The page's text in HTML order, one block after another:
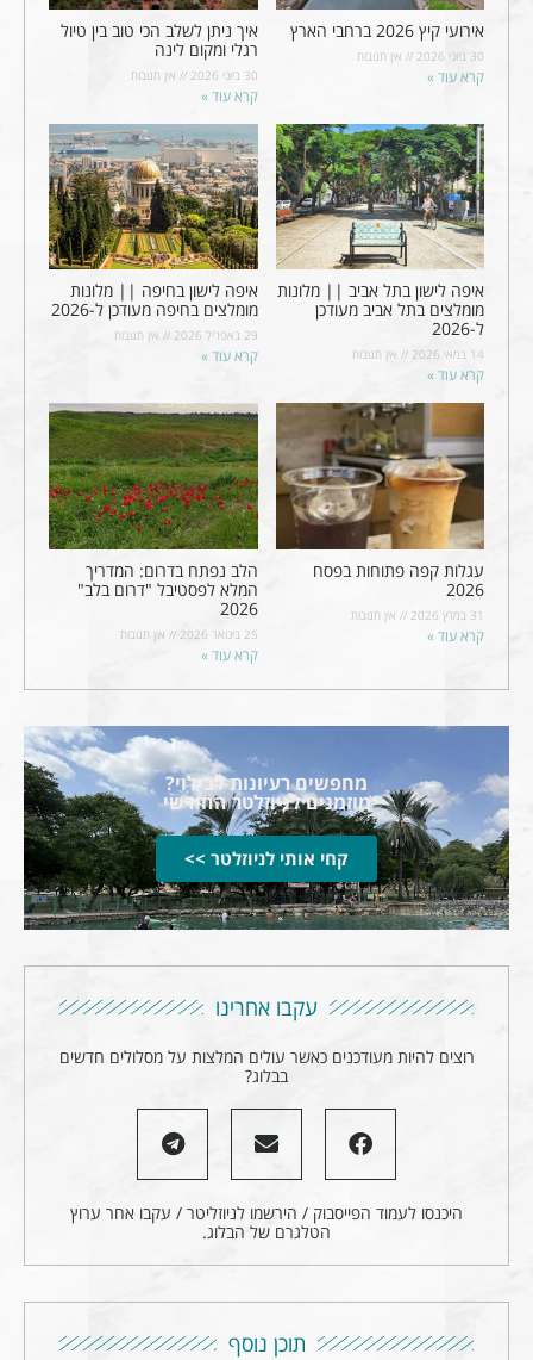
אירועי קיץ 2026 ברחבי הארץ
30 ביוני 2026 אין תגובות
קרא עוד »
איך ניתן לשלב הכי טוב בין טיול
רגלי ומקום לינה
30 ביוני 2026 אין תגובות
קרא עוד »
איפה לישון בתל אביב || מלונות
מומלצים בתל אביב מעודכן
ל-2026
14 במאי 2026 אין תגובות
קרא עוד »
איפה לישון בחיפה || מלונות
מומלצים בחיפה מעודכן ל-2026
29 באפריל 2026 אין תגובות
קרא עוד »
עגלות קפה פתוחות בפסח
2026
31 במרץ 2026 אין תגובות
קרא עוד »
הלב נפתח בדרום: המדריך
המלא לפסטיבל "דרום בלב"
2026
25 בינואר 2026 אין תגובות
קרא עוד »
מחפשים רעיונות לבילוי?
מוזמנים לניוזלטר החודשי
קחי אותי לניוזלטר >>
עקבו אחרינו
רוצים להיות מעודכנים כאשר עולים המלצות על מסלולים חדשים
בבלוג?
היכנסו לעמוד הפייסבוק / הירשמו לניוזליטר / עקבו אחר ערוץ
הטלגרם של הבלוג.
תוכן נוסף